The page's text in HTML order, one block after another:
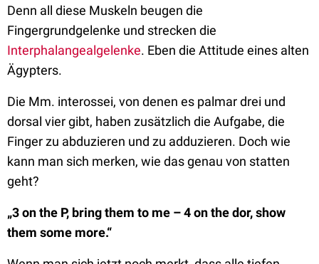
Denn all diese Muskeln beugen die
Fingergrundgelenke und strecken die
Interphalangealgelenke. Eben die Attitude eines alten
Ägypters.
Die Mm. interossei, von denen es palmar drei und
dorsal vier gibt, haben zusätzlich die Aufgabe, die
Finger zu abduzieren und zu adduzieren. Doch wie
kann man sich merken, wie das genau von statten
geht?
„3 on the P, bring them to me – 4 on the dor, show
them some more.“